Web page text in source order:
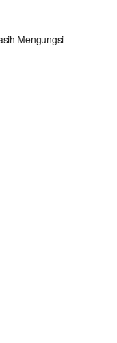
Mengungsi